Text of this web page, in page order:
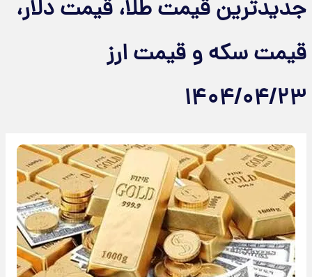
جدیدترین قیمت طلا، قیمت دلار،
قیمت سکه و قیمت ارز
۱۴۰۴/۰۴/۲۳